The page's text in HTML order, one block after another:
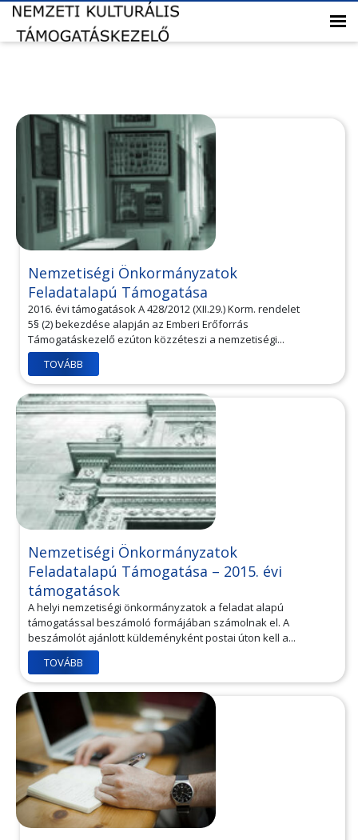
Nemzetiségi Önkormányzatok
Feladatalapú Támogatása
2016. évi támogatások A 428/2012 (XII.29.) Korm. rendelet
5§ (2) bekezdése alapján az Emberi Erőforrás
Támogatáskezelő ezúton közzéteszi a nemzetiségi...
TOVÁBB
Nemzetiségi Önkormányzatok
Feladatalapú Támogatása – 2015. évi
támogatások
A helyi nemzetiségi önkormányzatok a feladat alapú
támogatással beszámoló formájában számolnak el. A
beszámolót ajánlott küldeményként postai úton kell a...
TOVÁBB